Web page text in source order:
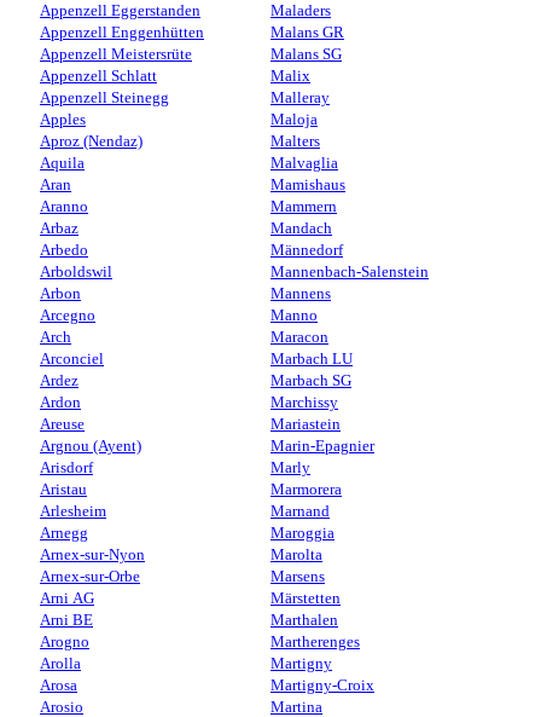
Appenzell Eggerstanden
Appenzell Enggenhütten
Appenzell Meistersrüte
Appenzell Schlatt
Appenzell Steinegg
Apples
Aproz (Nendaz)
Aquila
Aran
Aranno
Arbaz
Arbedo
Arboldswil
Arbon
Arcegno
Arch
Arconciel
Ardez
Ardon
Areuse
Argnou (Ayent)
Arisdorf
Aristau
Arlesheim
Arnegg
Arnex-sur-Nyon
Arnex-sur-Orbe
Arni AG
Arni BE
Arogno
Arolla
Arosa
Arosio
Maladers
Malans GR
Malans SG
Malix
Malleray
Maloja
Malters
Malvaglia
Mamishaus
Mammern
Mandach
Männedorf
Mannenbach-Salenstein
Mannens
Manno
Maracon
Marbach LU
Marbach SG
Marchissy
Mariastein
Marin-Epagnier
Marly
Marmorera
Marnand
Maroggia
Marolta
Marsens
Märstetten
Marthalen
Martherenges
Martigny
Martigny-Croix
Martina